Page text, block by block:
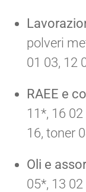
polveri
01 03, 12
RAEE e
11*, 16
16, toner
Oli e
05*, 13